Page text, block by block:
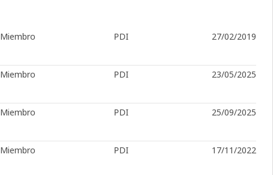
Miembro PDI 27/02/2019
Miembro PDI 23/05/2025
Miembro PDI 25/09/2025
Miembro PDI 17/11/2022